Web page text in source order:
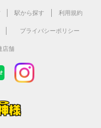
駅から探す 利用規約
プライバシーポリシー
店舗